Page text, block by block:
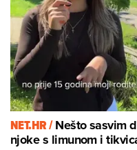
NET.HR /Nešto sasvim
njoke s limunom i